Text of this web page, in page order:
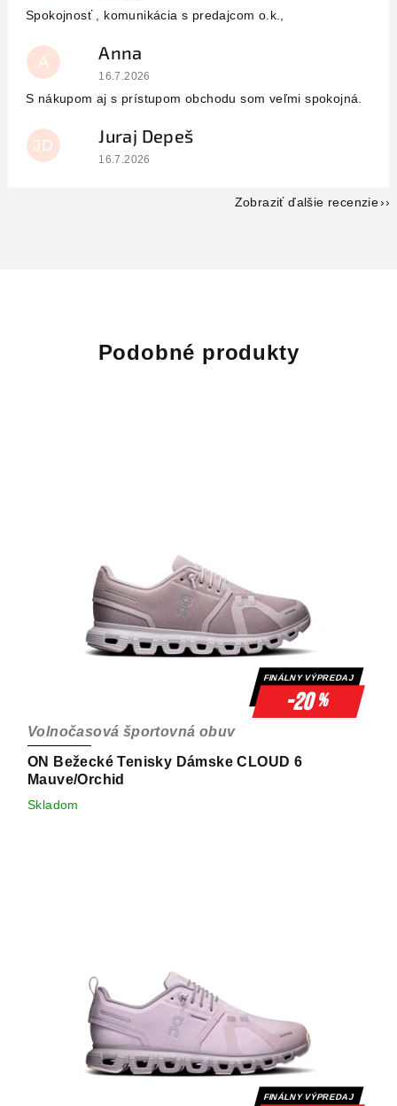
Spokojnosť , komunikácia s predajcom o.k.,
A Anna
Hodnotenie obchodu je 5 z 5 hviezdičiek.
16.7.2026
S nákupom aj s prístupom obchodu som veľmi spokojná.
JD Juraj Depeš
Hodnotenie obchodu je 5 z 5 hviezdičiek.
16.7.2026
Zobraziť ďalšie recenzie
Podobné produkty
FINÁLNY VÝPREDAJ
-20%
ON Bežecké Tenisky Dámske CLOUD 6
Mauve/Orchid
Volnočasová športovná obuv
Skladom
FINÁLNY VÝPREDAJ